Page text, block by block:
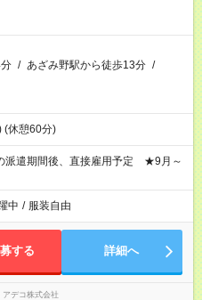
/ あざみ野駅から徒歩13分 /
(休憩60分)
派遣期間後、直接雇用予定 ★9月～
中 / 服装自由
する 詳細へ
アデコ株式会社